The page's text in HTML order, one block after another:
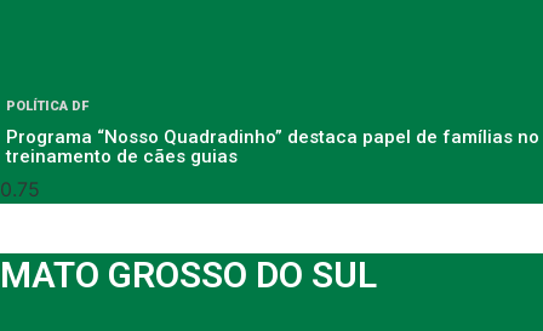
POLÍTICA DF
Programa “Nosso Quadradinho” destaca papel de famílias no
treinamento de cães guias
MATO GROSSO DO SUL